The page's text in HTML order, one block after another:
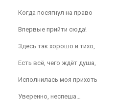
Когда посягнул на право
Впервые прийти сюда!
Здесь так хорошо и тихо,
Есть всё, чего ждёт душа,
Исполнилась моя прихоть
Уверенно, неспеша…